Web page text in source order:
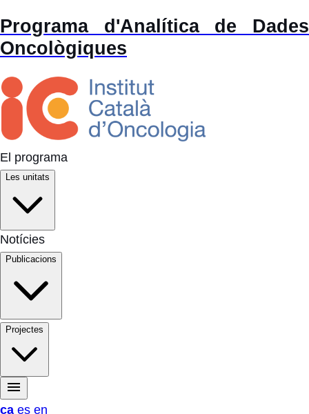
Programa d'Analítica de Dades
Oncològiques
El programa
Les unitats
Notícies
Publicacions
Projectes
ca es en